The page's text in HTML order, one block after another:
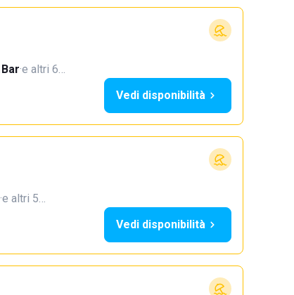
Bar·e altri 6…
Vedi disponibilità
·e altri 5…
Vedi disponibilità